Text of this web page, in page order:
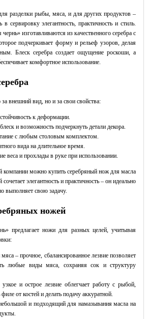
разделки рыбы, мяса, и для других продуктов –
в сервировку элегантность, практичность и стиль.
изготавливаются из качественного серебра с
подчеркивает форму и рельеф узоров, делая
Блеск серебра создает ощущение роскоши, а
комфортное использование.
за внешний вид, но и за свои свойства:
к деформации.
и возможность подчеркнуть детали декора.
с любым столовым комплектом.
вида на длительное время.
веса и прохлады в руке при использовании.
компании можно купить серебряный нож для масла
сочетает элегантность и практичность – он идеально
выполняет свою задачу.
ножей
предлагает ножи для разных целей, учитывая
– прочное, сбалансированное лезвие позволяет
любые виды мяса, сохраняя сок и структуру
узкое и острое лезвие облегчает работу с рыбой,
от костей и делать подачу аккуратной.
и подходящий для намазывания масла на